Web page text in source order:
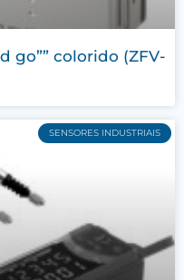
go”” colorido (ZFV-
SENSORES INDUSTRIAIS